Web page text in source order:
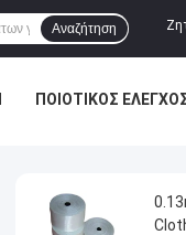
Αναζήτηση
ΠΟΙΟΤΙΚΌΣ